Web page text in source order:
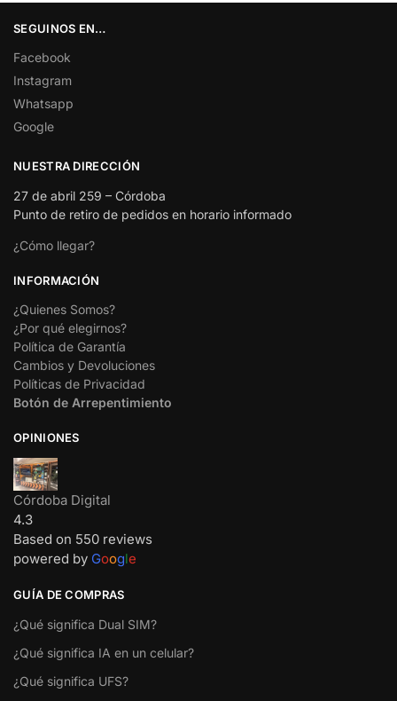
SEGUINOS EN…
Facebook
Instagram
Whatsapp
Google
NUESTRA DIRECCIÓN
27 de abril 259 – Córdoba
Punto de retiro de pedidos en horario informado
¿Cómo llegar?
INFORMACIÓN
¿Quienes Somos?
¿Por qué elegirnos?
Política de Garantía
Cambios y Devoluciones
Políticas de Privacidad
Botón de Arrepentimiento
OPINIONES
Córdoba Digital
4.3
Based on 550 reviews
powered by Google
GUÍA DE COMPRAS
¿Qué significa Dual SIM?
¿Qué significa IA en un celular?
¿Qué significa UFS?